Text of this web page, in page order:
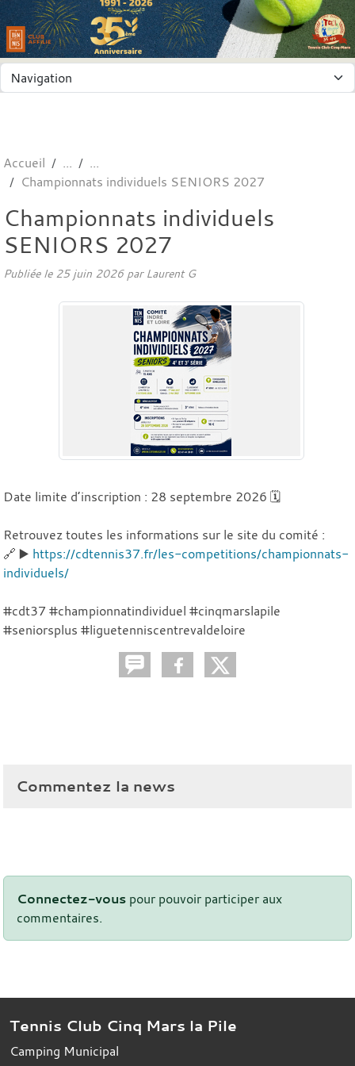
Accueil
Championnats individuels SENIORS 2027
Championnats individuels
SENIORS 2027
Publiée le 25 juin 2026par Laurent G
Date limite d’inscription : 28 septembre 2026 🗓️
Retrouvez toutes les informations sur le site du comité :
🔗 ▶️ https://cdtennis37.fr/les-competitions/championnats-
individuels/
#cdt37 #championnatindividuel #cinqmarslapile
#seniorsplus #liguetenniscentrevaldeloire
Commentez la news
Connectez-vous pour pouvoir participer aux
commentaires.
Tennis Club Cinq Mars la Pile
Camping Municipal
Panneau de gestion des cookies